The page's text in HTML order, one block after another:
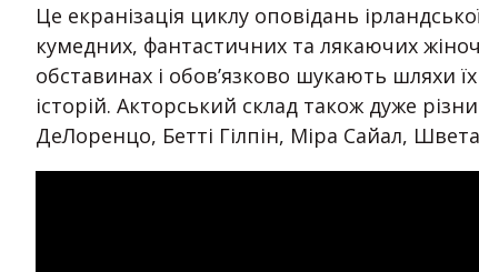
Це екранізація циклу оповідань
кумедних, фантастичних та лякаючих
обставинах і обов’язково шукають шляхи
історій. Акторський склад також дуже
ДеЛоренцо, Бетті Гілпін, Міра Сайал,